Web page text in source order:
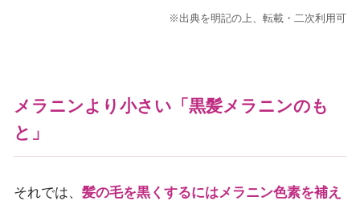
※出典を明記の上、転載・二次利用可
メラニンより小さい「黒髪メラニンのも
と」
それでは、髪の毛を黒くするにはメラニン色素を補え